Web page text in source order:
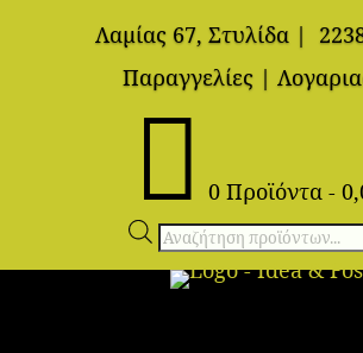
Λαμίας 67, Στυλίδα |
Παραγγελίες |
 0 Προϊόντα -
Αναζήτηση
προϊόντων